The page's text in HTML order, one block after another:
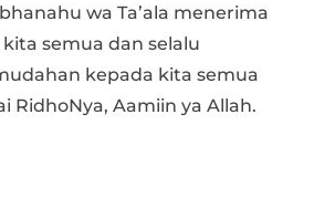
wa Ta’ala menerima
semua dan selalu
kepada kita semua
RidhoNya, Aamiin ya Allah.